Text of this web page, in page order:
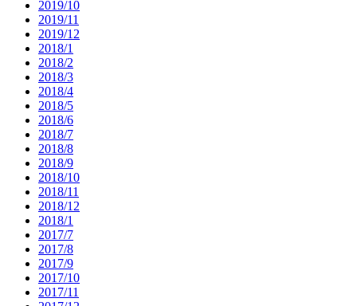
2019/10
2019/11
2019/12
2018/1
2018/2
2018/3
2018/4
2018/5
2018/6
2018/7
2018/8
2018/9
2018/10
2018/11
2018/12
2018/1
2017/7
2017/8
2017/9
2017/10
2017/11